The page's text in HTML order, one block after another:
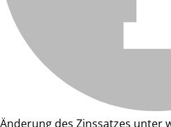
Änderung des Zinssatzes unter